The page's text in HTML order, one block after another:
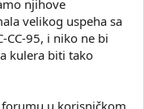
njihove
velikog uspeha sa
CC-95, i niko ne bi
kulera biti tako
forumu u korisničkom